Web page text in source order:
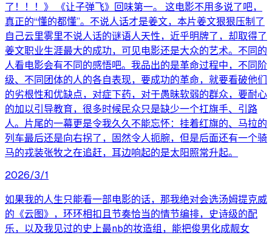
了！！！》 《让子弹飞》回味第一。 这电影不用多说了吧，
真正的“懂的都懂”。不说人话才是姜文，本片姜文狠狠压制了
自己云里雾里不说人话的谜语人天性，近乎明牌了，却取得了
姜文职业生涯最大的成功，可见电影还是大众的艺术。不同的
人看电影会有不同的感悟吧。我品出的是革命过程中，不同阶
级、不同团体的人的各自表现，要成功的革命，就要看破他们
的劣根性和优缺点，对症下药，对于愚昧软弱的群众，要耐心
的加以引导教育，很多时候民众只是缺少一个扛旗手、引路
人。片尾的一幕更是令我久久不能忘怀：挂着红旗的、马拉的
列车最后还是向右拐了，固然令人扼腕，但是后面还有一个骑
马的戎装张牧之在追赶，耳边响起的是太阳照常升起。
2026/3/1
如果我的人生只能看一部电影的话，那我绝对会选汤姆提克威
的《云图》，环环相扣且节奏恰当的情节编排，史诗级的配
乐，以及我见过的史上最nb的妆造组，能把俊男化成靓女